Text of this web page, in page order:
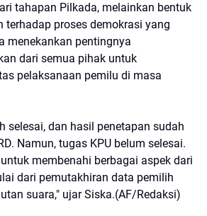
tahapan Pilkada, melainkan bentuk
terhadap proses demokrasi yang
menekankan pentingnya
dari semua pihak untuk
pelaksanaan pemilu di masa
selesai, dan hasil penetapan sudah
Namun, tugas KPU belum selesai.
membenahi berbagai aspek dari
dari pemutakhiran data pemilih
suara," ujar Siska.(AF/Redaksi)